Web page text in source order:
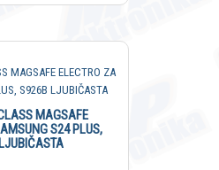
MAGSAFE
S24 PLUS,